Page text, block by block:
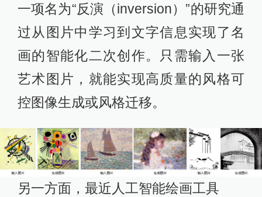
一项名为“反演（inversion）”的研究通
过从图片中学习到文字信息实现了名
画的智能化二次创作。只需输入一张
艺术图片，就能实现高质量的风格可
控图像生成或风格迁移。
另一方面，最近人工智能绘画工具